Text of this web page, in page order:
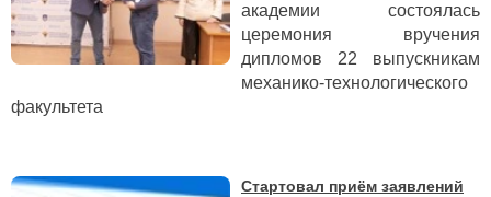
академии состоялась
церемония вручения
дипломов 22 выпускникам
механико-технологического
факультета
Стартовал приём заявлений